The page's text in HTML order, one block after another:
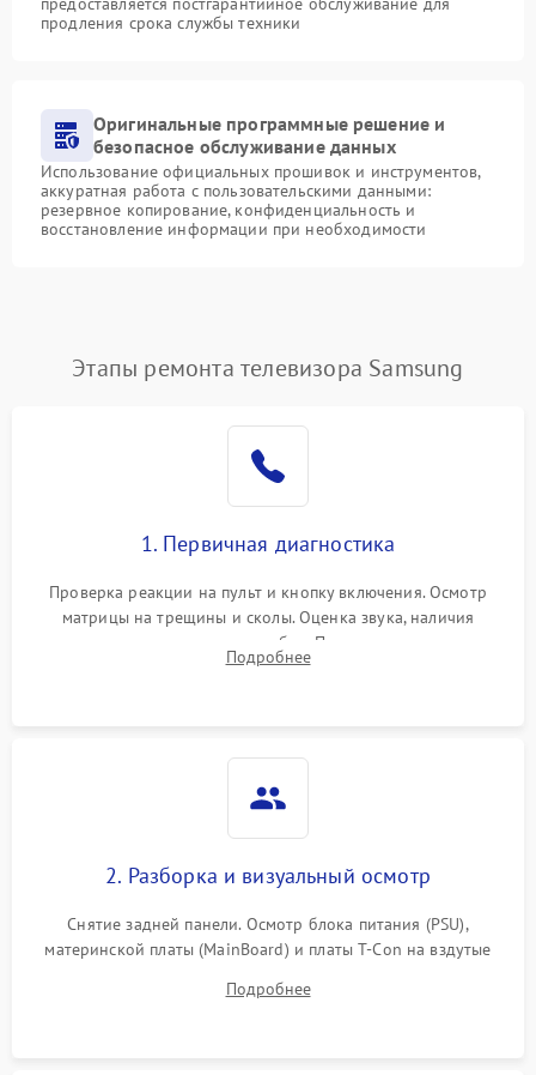
продления срока службы техники
Оригинальные программные решение и
безопасное обслуживание данных
Использование официальных прошивок и инструментов,
аккуратная работа с пользовательскими данными:
резервное копирование, конфиденциальность и
восстановление информации при необходимости
Этапы ремонта телевизора Samsung
1. Первичная диагностика
Проверка реакции на пульт и кнопку включения. Осмотр
матрицы на трещины и сколы. Оценка звука, наличия
подсветки и индикаторов ошибок. Подключение тестовых
источников сигнала для выявления симптомов поломки.
Подробнее
2. Разборка и визуальный осмотр
Снятие задней панели. Осмотр блока питания (PSU),
материнской платы (MainBoard) и платы T-Con на вздутые
Проверка надежности фиксации и целостности шлейфов.
Подробнее